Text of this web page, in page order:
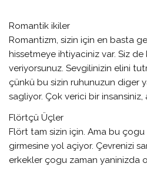
Romantik ikiler
Romantizm, sizin için en basta
hissetmeye ihtiyaciniz var. Siz
veriyorsunuz. Sevgilinizin elini
çünkü bu sizin ruhunuzun diger
sagliyor. Çok verici bir
Flörtçü Üçler
Flört tam sizin için. Ama bu
girmesine yol açiyor. Çevrenizi
erkekler çogu zaman yaninizda